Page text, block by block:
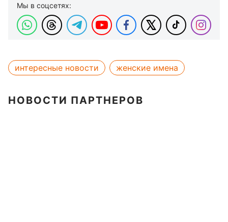
Мы в соцсетях:
интересные новости женские имена
НОВОСТИ ПАРТНЕРОВ